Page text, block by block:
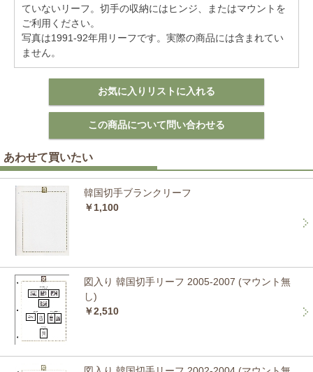
ていないリーフ。切手の収納にはヒンジ、またはマウントを
ご利用ください。
写真は1991-92年用リーフです。実際の商品には含まれてい
ません。
あわせて買いたい
韓国切手ブランクリーフ
￥1,100
図入り 韓国切手リーフ 2005-2007 (マウント無
し)
￥2,510